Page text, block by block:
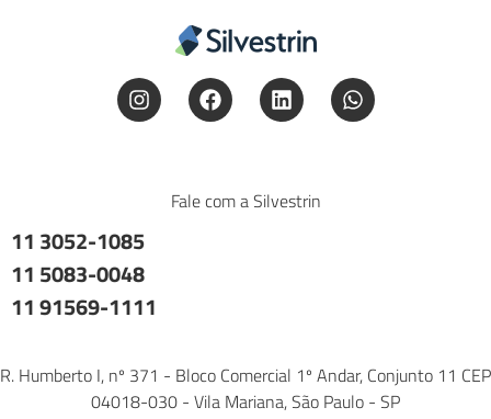
Fale com a Silvestrin
11 3052-1085
11 5083-0048
11 91569-1111
R. Humberto I, nº 371 - Bloco Comercial 1º Andar, Conjunto 11 CEP
04018-030 - Vila Mariana, São Paulo - SP